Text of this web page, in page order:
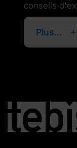
conseils
Plus…